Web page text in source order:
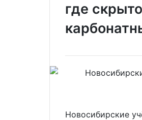
где
Новосибирские